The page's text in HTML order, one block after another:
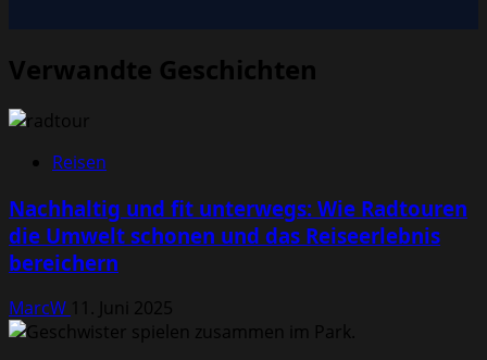
Verwandte Geschichten
Reisen
Nachhaltig und fit unterwegs: Wie Radtouren
die Umwelt schonen und das Reiseerlebnis
bereichern
MarcW 11. Juni 2025